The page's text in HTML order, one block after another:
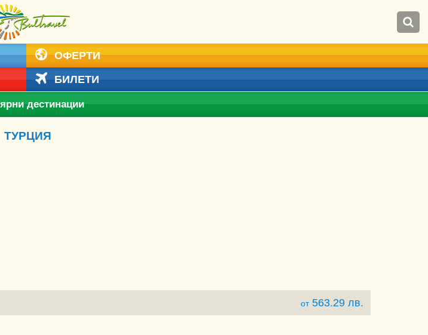
ОФЕРТИ
БИЛЕТИ
дестинации
ТУРЦИЯ
от563.29 лв.